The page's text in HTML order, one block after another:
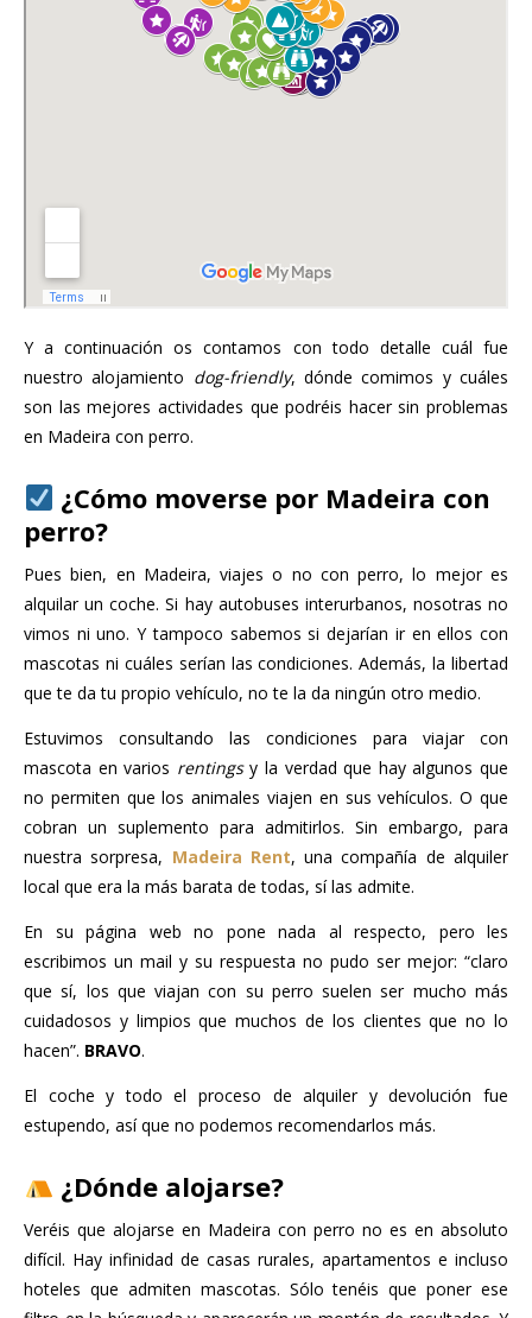
Y a continuación os contamos con todo detalle cuál fue
nuestro alojamiento dog-friendly, dónde comimos y cuáles
son las mejores actividades que podréis hacer sin problemas
en Madeira con perro.
¿Cómo moverse por Madeira con
perro?
Pues bien, en Madeira, viajes o no con perro, lo mejor es
alquilar un coche. Si hay autobuses interurbanos, nosotras no
vimos ni uno. Y tampoco sabemos si dejarían ir en ellos con
mascotas ni cuáles serían las condiciones. Además, la libertad
que te da tu propio vehículo, no te la da ningún otro medio.
Estuvimos consultando las condiciones para viajar con
mascota en varios rentingsy la verdad que hay algunos que
no permiten que los animales viajen en sus vehículos. O que
cobran un suplemento para admitirlos. Sin embargo, para
nuestra sorpresa, Madeira Rent, una compañía de alquiler
local que era la más barata de todas, sí las admite.
En su página web no pone nada al respecto, pero les
escribimos un mail y su respuesta no pudo ser mejor: “claro
que sí, los que viajan con su perro suelen ser mucho más
cuidadosos y limpios que muchos de los clientes que no lo
hacen”. BRAVO.
El coche y todo el proceso de alquiler y devolución fue
estupendo, así que no podemos recomendarlos más.
¿Dónde alojarse?
Veréis que alojarse en Madeira con perro no es en absoluto
difícil. Hay infinidad de casas rurales, apartamentos e incluso
hoteles que admiten mascotas. Sólo tenéis que poner ese